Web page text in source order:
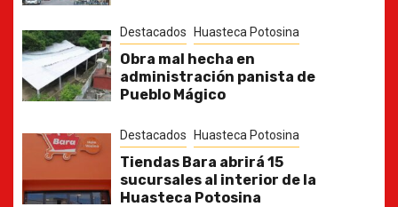
Destacados Huasteca Potosina
Obra mal hecha en
administración panista de
Pueblo Mágico
Destacados Huasteca Potosina
Tiendas Bara abrirá 15
sucursales al interior de la
Huasteca Potosina